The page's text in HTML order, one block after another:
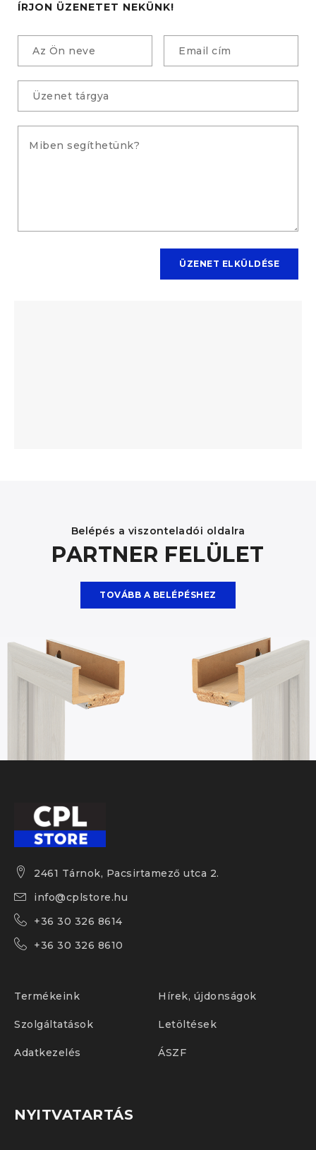
ÍRJON ÜZENETET NEKÜNK!
Belépés a viszonteladói oldalra
PARTNER FELÜLET
TOVÁBB A BELÉPÉSHEZ
2461 Tárnok, Pacsirtamező utca 2.
info@cplstore.hu
+36 30 326 8614
+36 30 326 8610
Termékeink Hírek, újdonságok
Szolgáltatások Letöltések
Adatkezelés ÁSZF
NYITVATARTÁS